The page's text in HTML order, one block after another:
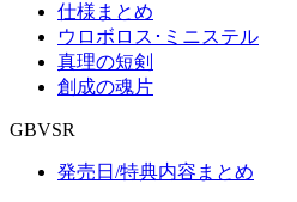
仕様まとめ
ウロボロス･ミニステル
真理の短剣
創成の魂片
GBVSR
発売日/特典内容まとめ